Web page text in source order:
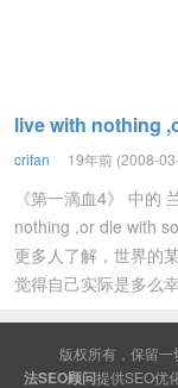
live with nothing
crifan 19年前 (2008-
《第一滴血4》 中的
nothing ,or die with
更多人了解，世界的
觉得自己实际是多么
版权所有，保留一
法SEO顾问提供SEO优